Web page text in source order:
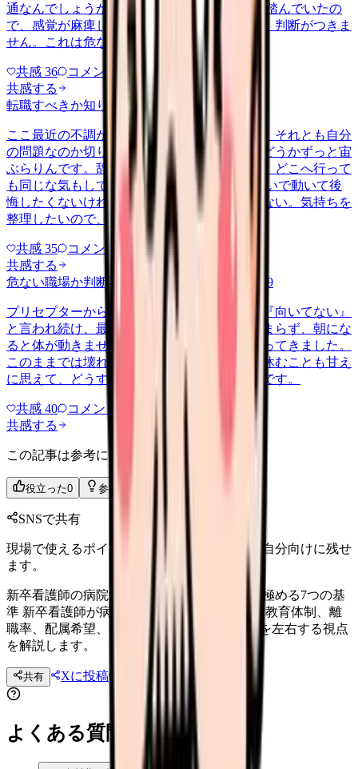
通なんでしょうか。 前の職場はもっと段階を踏んでいたの
で、感覚が麻痺しているのか自分が甘いのか、判断がつきま
せん。これは危ない環境なのか…
共感 36 コメント
共感する
転職すべきか知りたい
other 2026/6/26
ここ最近の不調が、職場の環境のせいなのか、それとも自分
の問題なのか切り分けられず、転職すべきかどうかずっと宙
ぶらりんです。辞めれば楽になる気もするし、どこへ行って
も同じな気もして、決め手がありません。 勢いで動いて後
悔したくないけれど、このまま留まる根拠もない。気持ちを
整理したいので、判断材料の集…
共感 35 コメント
共感する
危ない職場か判断してほしい harassment 2026/6/9
プリセプターから毎日のように『辞めれば』『向いてない』
と言われ続け、最近は職場が近づくと涙が止まらず、朝にな
ると体が動きません。食事も喉を通らなくなってきました。
このままでは壊れてしまう気がします。でも休むことも甘え
に思えて、どうすればいいのか分からないんです。
共感 40 コメント
共感する
この記事は参考になりましたか？
役立った0 参考になった
SNSで共有
現場で使えるポイントを、同僚やあとで読む自分向けに残せ
ます。
新卒看護師の病院選び｜成長できる職場を見極める7つの基
準 新卒看護師が病院を選ぶ際の 7 つの基準。教育体制、離
職率、配属希望、奨学金制度、1 年目の成長を左右する視点
を解説します。
共有 Xに投稿 LINE 投稿文コピー
よくある質問